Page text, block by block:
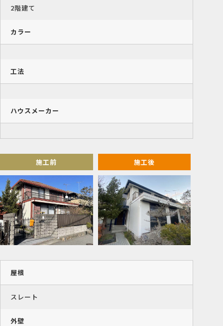
2階建て
カラー
工法
ハウスメーカー
施工前 施工後
屋根
スレート
外壁